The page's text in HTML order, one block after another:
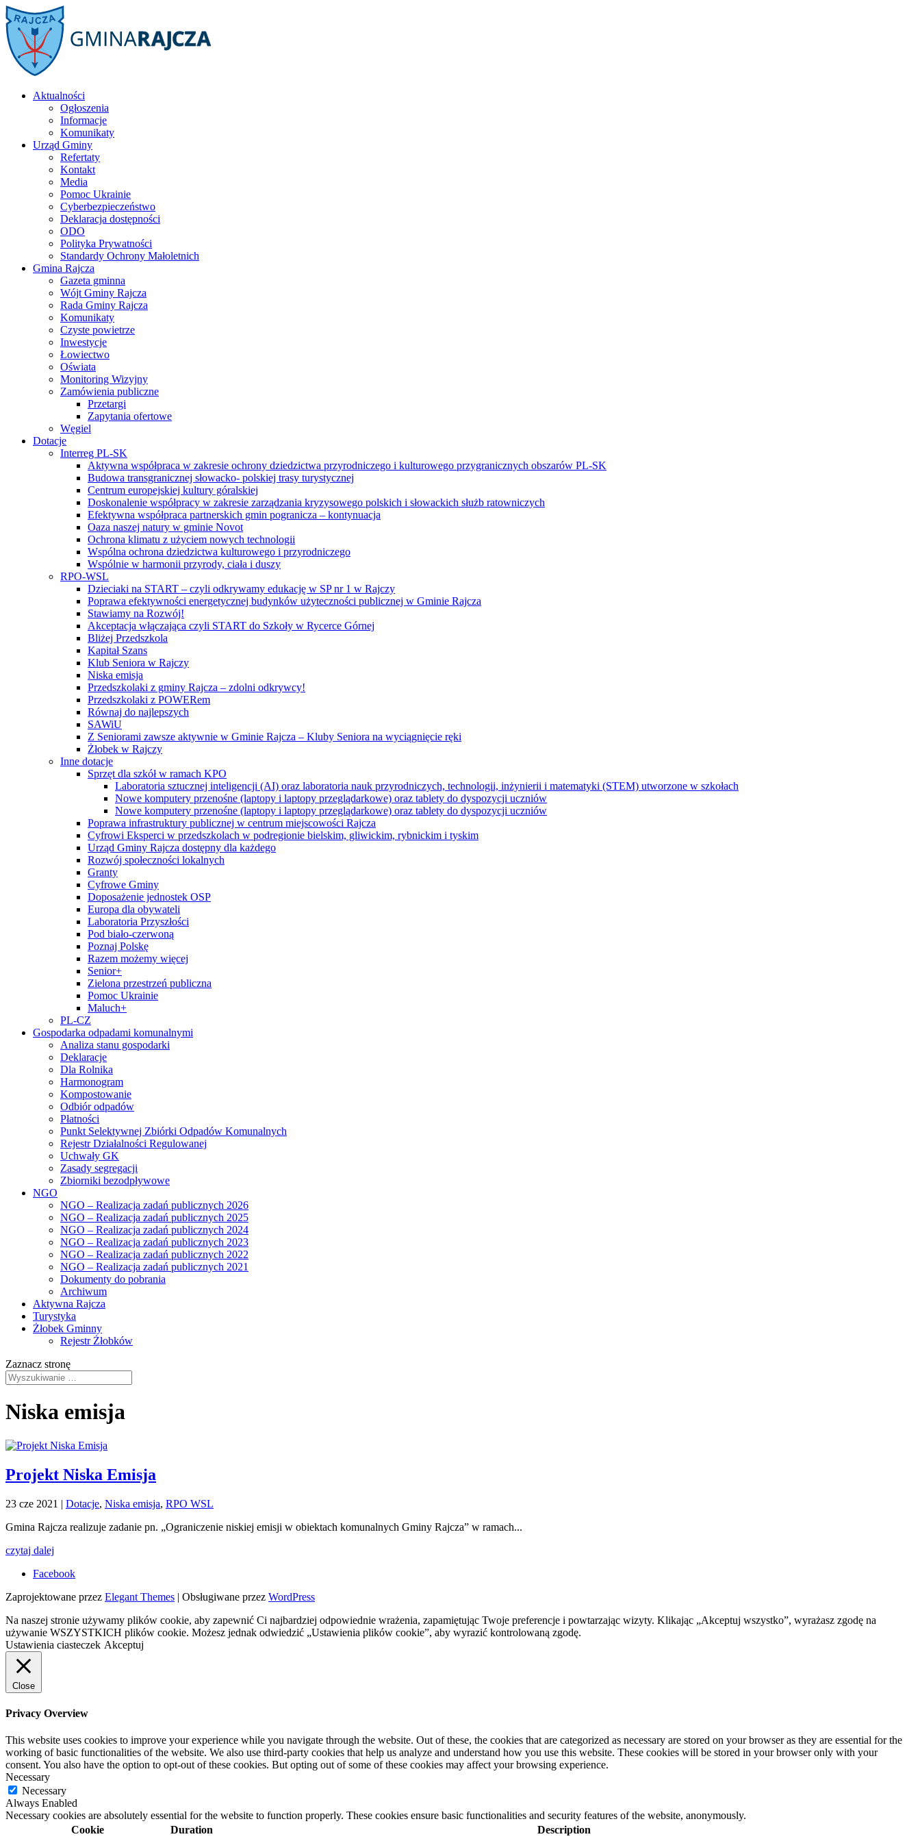
Aktualności
Ogłoszenia
Informacje
Komunikaty
Urząd Gminy
Refertaty
Kontakt
Media
Pomoc Ukrainie
Cyberbezpieczeństwo
Deklaracja dostępności
ODO
Polityka Prywatności
Standardy Ochrony Małoletnich
Gmina Rajcza
Gazeta gminna
Wójt Gminy Rajcza
Rada Gminy Rajcza
Komunikaty
Czyste powietrze
Inwestycje
Łowiectwo
Oświata
Monitoring Wizyjny
Zamówienia publiczne
Przetargi
Zapytania ofertowe
Węgiel
Dotacje
Interreg PL-SK
Aktywna współpraca w zakresie ochrony dziedzictwa przyrodniczego i kulturowego przygranicznych obszarów PL-SK
Budowa transgranicznej słowacko- polskiej trasy turystycznej
Centrum europejskiej kultury góralskiej
Doskonalenie współpracy w zakresie zarządzania kryzysowego polskich i słowackich służb ratowniczych
Efektywna współpraca partnerskich gmin pogranicza – kontynuacja
Oaza naszej natury w gminie Novot
Ochrona klimatu z użyciem nowych technologii
Wspólna ochrona dziedzictwa kulturowego i przyrodniczego
Wspólnie w harmonii przyrody, ciała i duszy
RPO-WSL
Dzieciaki na START – czyli odkrywamy edukację w SP nr 1 w Rajczy
Poprawa efektywności energetycznej budynków użyteczności publicznej w Gminie Rajcza
Stawiamy na Rozwój!
Akceptacja włączająca czyli START do Szkoły w Rycerce Górnej
Bliżej Przedszkola
Kapitał Szans
Klub Seniora w Rajczy
Niska emisja
Przedszkolaki z gminy Rajcza – zdolni odkrywcy!
Przedszkolaki z POWERem
Równaj do najlepszych
SAWiU
Z Seniorami zawsze aktywnie w Gminie Rajcza – Kluby Seniora na wyciągnięcie ręki
Żłobek w Rajczy
Inne dotacje
Sprzęt dla szkół w ramach KPO
Laboratoria sztucznej inteligencji (AI) oraz laboratoria nauk przyrodniczych, technologii, inżynierii i matematyki (STEM) utworzone w szkołach
Nowe komputery przenośne (laptopy i laptopy przeglądarkowe) oraz tablety do dyspozycji uczniów
Nowe komputery przenośne (laptopy i laptopy przeglądarkowe) oraz tablety do dyspozycji uczniów
Poprawa infrastruktury publicznej w centrum miejscowości Rajcza
Cyfrowi Eksperci w przedszkolach w podregionie bielskim, gliwickim, rybnickim i tyskim
Urząd Gminy Rajcza dostępny dla każdego
Rozwój społeczności lokalnych
Granty
Cyfrowe Gminy
Doposażenie jednostek OSP
Europa dla obywateli
Laboratoria Przyszłości
Pod biało-czerwoną
Poznaj Polskę
Razem możemy więcej
Senior+
Zielona przestrzeń publiczna
Pomoc Ukrainie
Maluch+
PL-CZ
Gospodarka odpadami komunalnymi
Analiza stanu gospodarki
Deklaracje
Dla Rolnika
Harmonogram
Kompostowanie
Odbiór odpadów
Płatności
Punkt Selektywnej Zbiórki Odpadów Komunalnych
Rejestr Działalności Regulowanej
Uchwały GK
Zasady segregacji
Zbiorniki bezodpływowe
NGO
NGO – Realizacja zadań publicznych 2026
NGO – Realizacja zadań publicznych 2025
NGO – Realizacja zadań publicznych 2024
NGO – Realizacja zadań publicznych 2023
NGO – Realizacja zadań publicznych 2022
NGO – Realizacja zadań publicznych 2021
Dokumenty do pobrania
Archiwum
Aktywna Rajcza
Turystyka
Żłobek Gminny
Rejestr Żłobków
Zaznacz stronę
Niska emisja
Projekt Niska Emisja
23 cze 2021 | Dotacje, Niska emisja, RPO WSL
Gmina Rajcza realizuje zadanie pn. „Ograniczenie niskiej emisji w obiektach komunalnych Gminy Rajcza” w ramach...
czytaj dalej
Facebook
Zaprojektowane przez Elegant Themes | Obsługiwane przez WordPress
Na naszej stronie używamy plików cookie, aby zapewnić Ci najbardziej odpowiednie wrażenia, zapamiętując Twoje preferencje i powtarzając wizyty. Klikając „Akceptuj wszystko”, wyrażasz zgodę na
używanie WSZYSTKICH plików cookie. Możesz jednak odwiedzić „Ustawienia plików cookie”, aby wyrazić kontrolowaną zgodę.
Ustawienia ciasteczek Akceptuj
Close
Privacy Overview
This website uses cookies to improve your experience while you navigate through the website. Out of these, the cookies that are categorized as necessary are stored on your browser as they are essential for the
working of basic functionalities of the website. We also use third-party cookies that help us analyze and understand how you use this website. These cookies will be stored in your browser only with your
consent. You also have the option to opt-out of these cookies. But opting out of some of these cookies may affect your browsing experience.
Necessary
Necessary
Always Enabled
Necessary cookies are absolutely essential for the website to function properly. These cookies ensure basic functionalities and security features of the website, anonymously.
Cookie
Duration
Description